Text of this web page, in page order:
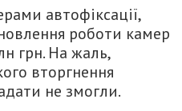
автофіксації,
роботи камер
грн. На жаль,
вторгнення
не змогли.